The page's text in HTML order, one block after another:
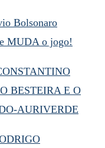
Bolsonaro
MUDA o jogo!
BESTEIRA E O
AURIVERDE